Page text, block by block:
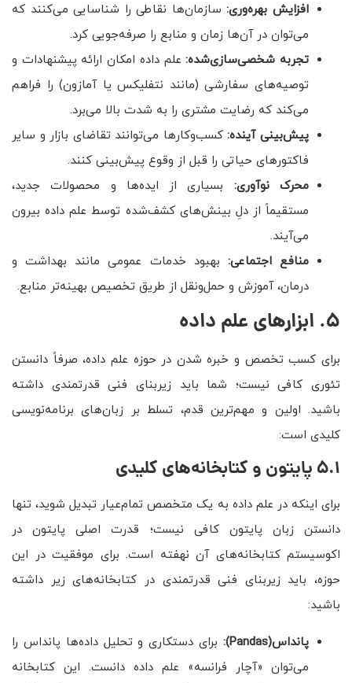
افزایش بهره‌وری: سازمان‌ها نقاطی را شناسایی می‌کنند که
می‌توان در آن‌ها زمان و منابع را صرفه‌جویی کرد.
تجربه شخصی‌سازی‌شده: علم داده امکان ارائه پیشنهادات و
توصیه‌های سفارشی (مانند نتفلیکس یا آمازون) را فراهم
می‌کند که رضایت مشتری را به شدت بالا می‌برد.
پیش‌بینی آینده:کسب‌وکارها می‌توانند تقاضای بازار و سایر
فاکتورهای حیاتی را قبل از وقوع پیش‌بینی کنند.
محرک نوآوری: بسیاری از ایده‌ها و محصولات جدید،
مستقیماً از دلِ بینش‌های کشف‌شده توسط علم داده بیرون
می‌آیند.
منافع اجتماعی: بهبود خدمات عمومی مانند بهداشت و
درمان، آموزش و حمل‌ونقل از طریق تخصیص بهینه‌تر منابع.
5. ابزارهای علم داده
برای کسب تخصص و خبره شدن در حوزه علم داده، صرفاً دانستن
تئوری کافی نیست؛ شما باید زیربنای فنی قدرتمندی داشته
باشید. اولین و مهم‌ترین قدم، تسلط بر زبان‌های برنامه‌نویسی
کلیدی است:
5.1 پایتون و کتابخانه‌های کلیدی
برای اینکه در علم داده به یک متخصص تمام‌عیار تبدیل شوید، تنها
دانستن زبان پایتون کافی نیست؛ قدرت اصلی پایتون در
اکوسیستم کتابخانه‌های آن نهفته است. برای موفقیت در این
حوزه، باید زیربنای فنی قدرتمندی در کتابخانه‌های زیر داشته
باشید:
پانداس(Pandas):
برای دستکاری و تحلیل داده‌ها پانداس را
می‌توان «آچار فرانسه» علم داده دانست. این کتابخانه